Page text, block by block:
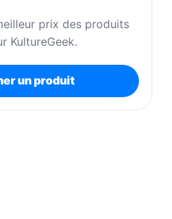
prix des produits
KultureGeek.
un produit